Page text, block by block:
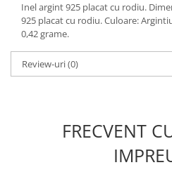
Inel argint 925 placat cu rodiu.
925 placat cu rodiu. Culoare:
0,42 grame.
Review-uri(0)
FRECVENT